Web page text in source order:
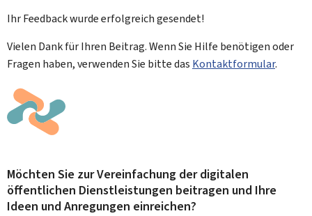
Ihr Feedback wurdeerfolgreichgesendet!
Vielen Dank für Ihren Beitrag. Wenn Sie Hilfe benötigen oder
Fragen haben, verwenden Sie bitte das Kontaktformular.
Möchten Sie zur Vereinfachung der digitalen
öffentlichen Dienstleistungen beitragen und Ihre
Ideen und Anregungen einreichen?